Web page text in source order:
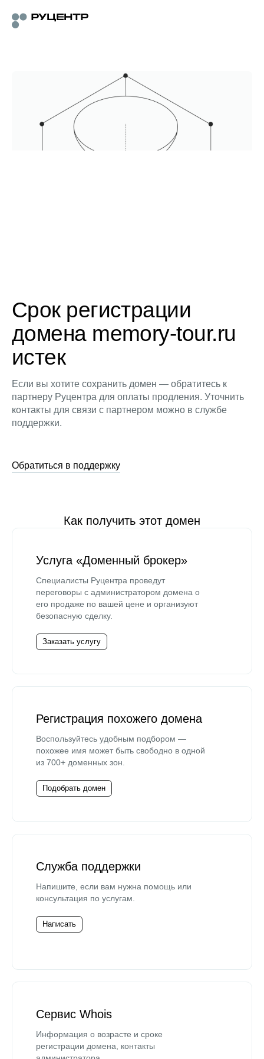
Срок регистрации
домена memory-tour.ru
истек
Если вы хотите сохранить домен — обратитесь к
партнеру Руцентра для оплаты продления. Уточнить
контакты для связи с партнером можно в службе
поддержки.
Обратиться в поддержку
Как получить этот домен
Услуга «Доменный брокер»
Специалисты Руцентра проведут
переговоры с администратором домена о
его продаже по вашей цене и организуют
безопасную сделку.
Заказать услугу
Регистрация похожего домена
Воспользуйтесь удобным подбором —
похожее имя может быть свободно в одной
из 700+ доменных зон.
Подобрать домен
Служба поддержки
Напишите, если вам нужна помощь или
консультация по услугам.
Написать
Сервис Whois
Информация о возрасте и сроке
регистрации домена, контакты